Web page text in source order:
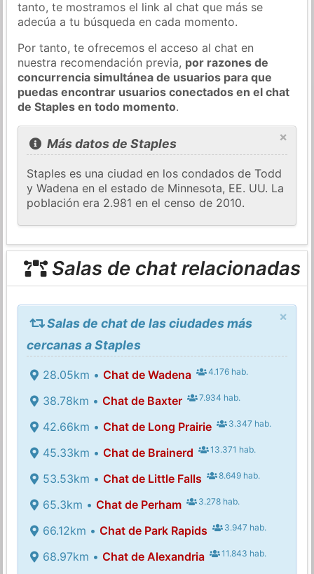
tanto, te mostramos el link al chat que más se
adecúa a tu búsqueda en cada momento.
Por tanto, te ofrecemos el acceso al chat en
nuestra recomendación previa, por razones de
concurrencia simultánea de usuarios para que
puedas encontrar usuarios conectados en el chat
de Staples en todo momento.
×
Más datos de Staples
Staples es una ciudad en los condados de Todd
y Wadena en el estado de Minnesota, EE. UU. La
población era 2.981 en el censo de 2010.
Salas de chat relacionadas
×
Salas de chat de las ciudades más
cercanas a Staples
28.05km • Chat de Wadena 4.176 hab.
38.78km • Chat de Baxter 7.934 hab.
42.66km • Chat de Long Prairie 3.347 hab.
45.33km • Chat de Brainerd 13.371 hab.
53.53km • Chat de Little Falls 8.649 hab.
65.3km • Chat de Perham 3.278 hab.
66.12km • Chat de Park Rapids 3.947 hab.
68.97km • Chat de Alexandria 11.843 hab.